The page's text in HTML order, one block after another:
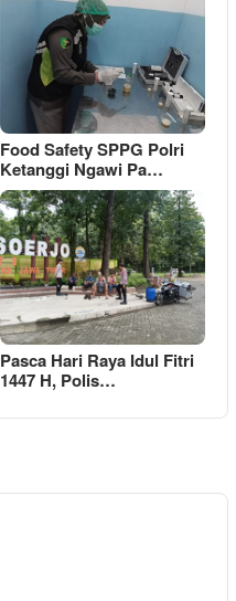
Food Safety SPPG Polri
Ketanggi Ngawi Pa…
Pasca Hari Raya Idul Fitri
1447 H, Polis…